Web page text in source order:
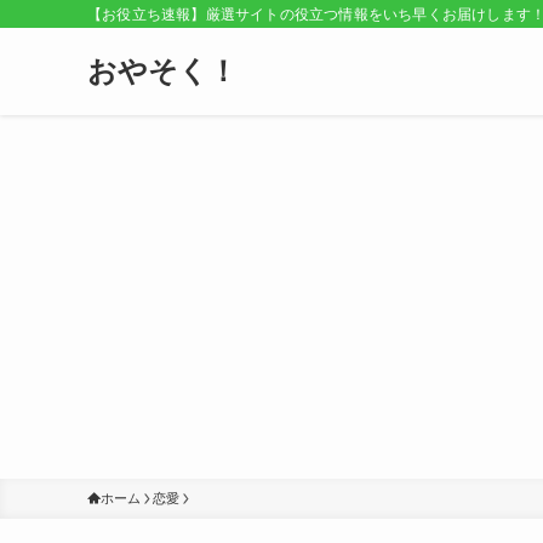
【お役立ち速報】厳選サイトの役立つ情報をいち早くお届けします
おやそく！
ホーム 恋愛